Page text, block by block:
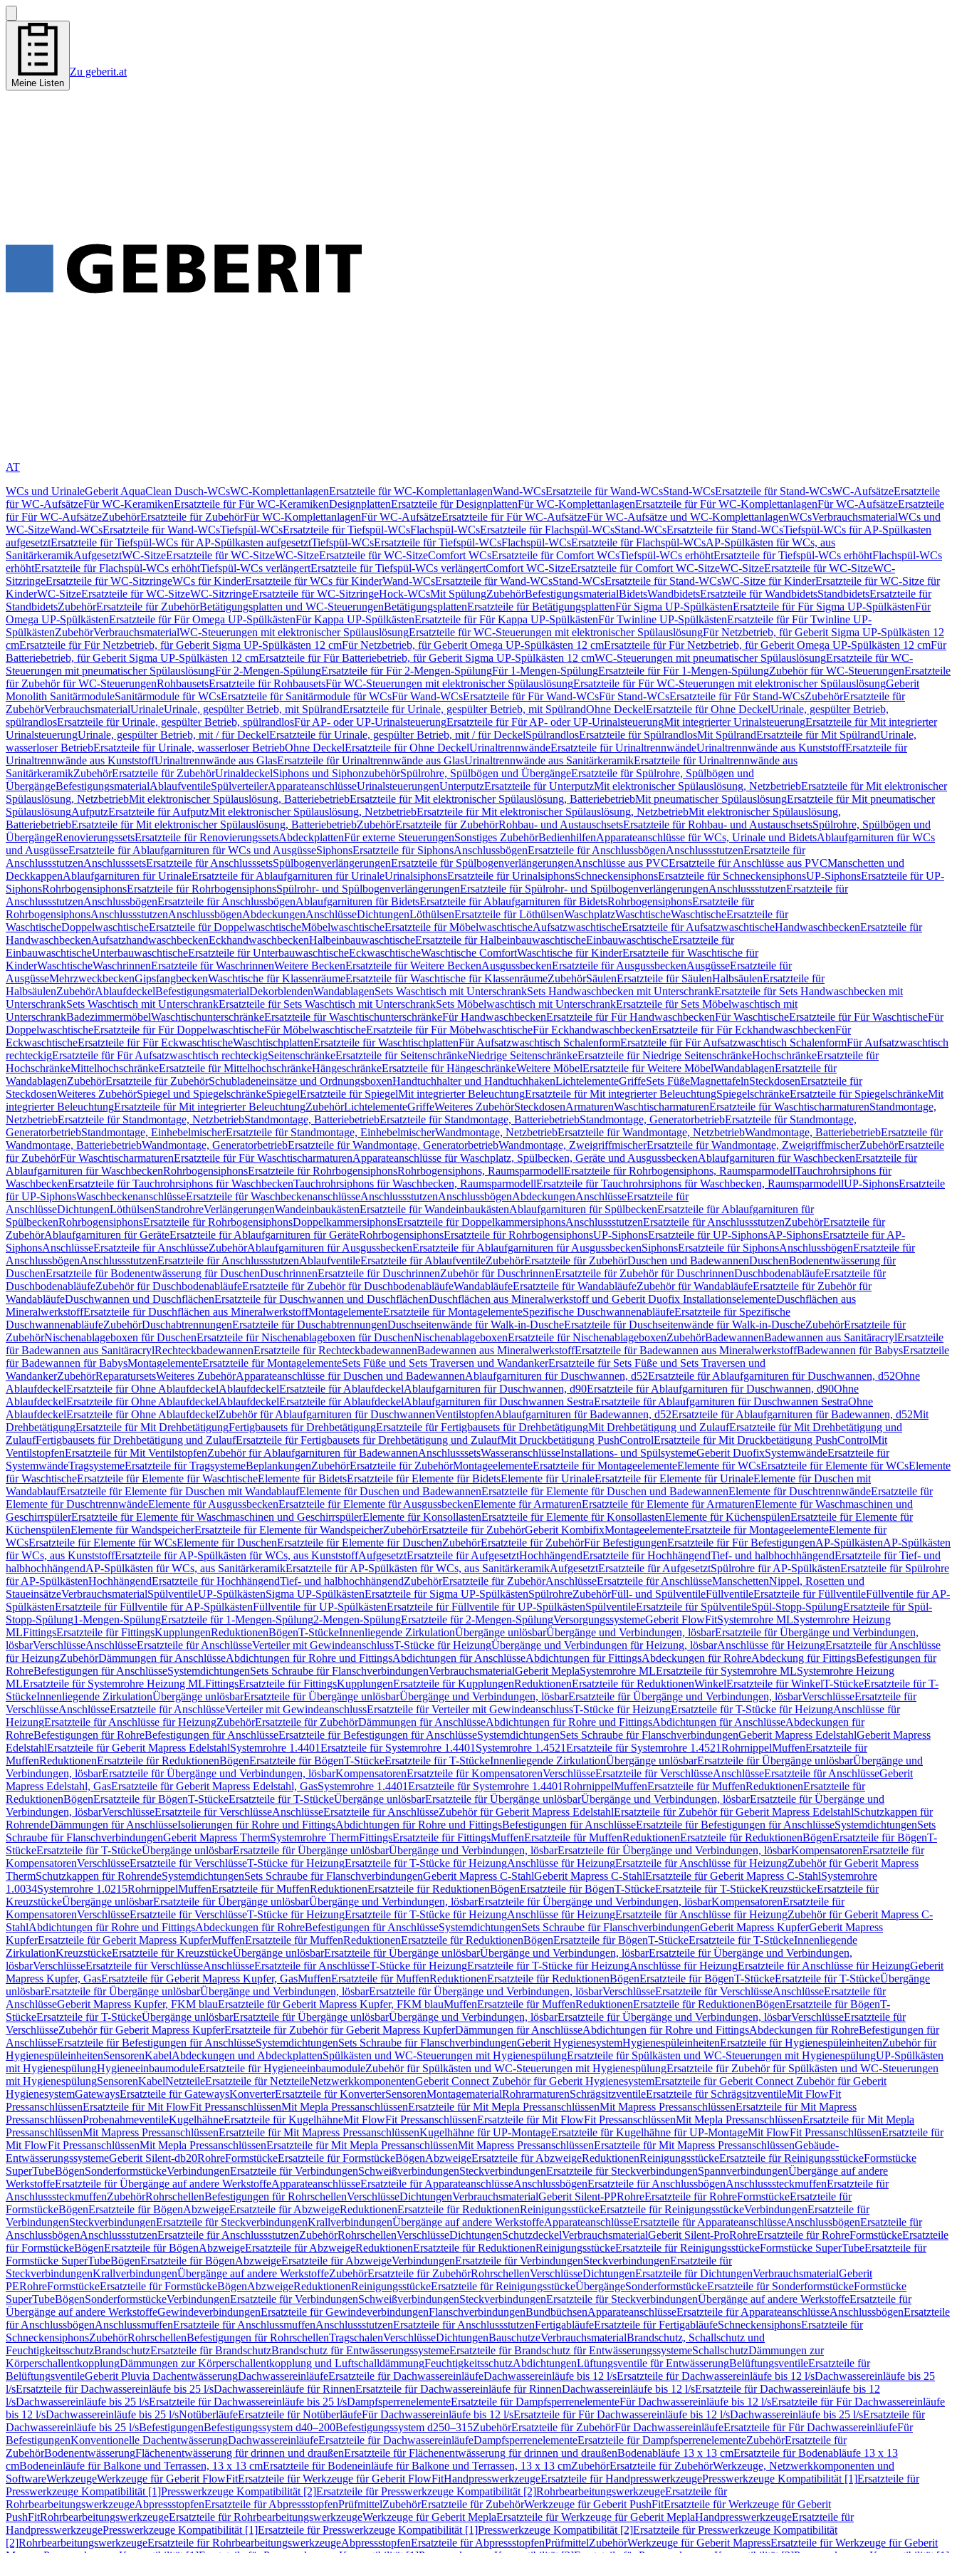
Meine Listen
Zu geberit.at
AT
WCs und UrinaleGeberit AquaClean Dusch-WCsWC-KomplettanlagenErsatzteile für WC-KomplettanlagenWand-WCsErsatzteile für Wand-WCsStand-WCsErsatzteile für Stand-WCsWC-AufsätzeErsatzteile
für WC-AufsätzeFür WC-KeramikenErsatzteile für Für WC-KeramikenDesignplattenErsatzteile für DesignplattenFür WC-KomplettanlagenErsatzteile für Für WC-KomplettanlagenFür WC-AufsätzeErsatzteile
für Für WC-AufsätzeZubehörErsatzteile für ZubehörFür WC-KomplettanlagenFür WC-AufsätzeErsatzteile für Für WC-AufsätzeFür WC-Aufsätze und WC-KomplettanlagenWCsVerbrauchsmaterialWCs und
WC-SitzeWand-WCsErsatzteile für Wand-WCsTiefspül-WCsErsatzteile für Tiefspül-WCsFlachspül-WCsErsatzteile für Flachspül-WCsStand-WCsErsatzteile für Stand-WCsTiefspül-WCs für AP-Spülkasten
aufgesetztErsatzteile für Tiefspül-WCs für AP-Spülkasten aufgesetztTiefspül-WCsErsatzteile für Tiefspül-WCsFlachspül-WCsErsatzteile für Flachspül-WCsAP-Spülkästen für WCs, aus
SanitärkeramikAufgesetztWC-SitzeErsatzteile für WC-SitzeWC-SitzeErsatzteile für WC-SitzeComfort WCsErsatzteile für Comfort WCsTiefspül-WCs erhöhtErsatzteile für Tiefspül-WCs erhöhtFlachspül-WCs
erhöhtErsatzteile für Flachspül-WCs erhöhtTiefspül-WCs verlängertErsatzteile für Tiefspül-WCs verlängertComfort WC-SitzeErsatzteile für Comfort WC-SitzeWC-SitzeErsatzteile für WC-SitzeWC-
SitzringeErsatzteile für WC-SitzringeWCs für KinderErsatzteile für WCs für KinderWand-WCsErsatzteile für Wand-WCsStand-WCsErsatzteile für Stand-WCsWC-Sitze für KinderErsatzteile für WC-Sitze für
KinderWC-SitzeErsatzteile für WC-SitzeWC-SitzringeErsatzteile für WC-SitzringeHock-WCsMit SpülungZubehörBefestigungsmaterialBidetsWandbidetsErsatzteile für WandbidetsStandbidetsErsatzteile für
StandbidetsZubehörErsatzteile für ZubehörBetätigungsplatten und WC-SteuerungenBetätigungsplattenErsatzteile für BetätigungsplattenFür Sigma UP-SpülkästenErsatzteile für Für Sigma UP-SpülkästenFür
Omega UP-SpülkästenErsatzteile für Für Omega UP-SpülkästenFür Kappa UP-SpülkästenErsatzteile für Für Kappa UP-SpülkästenFür Twinline UP-SpülkästenErsatzteile für Für Twinline UP-
SpülkästenZubehörVerbrauchsmaterialWC-Steuerungen mit elektronischer SpülauslösungErsatzteile für WC-Steuerungen mit elektronischer SpülauslösungFür Netzbetrieb, für Geberit Sigma UP-Spülkästen 12
cmErsatzteile für Für Netzbetrieb, für Geberit Sigma UP-Spülkästen 12 cmFür Netzbetrieb, für Geberit Omega UP-Spülkästen 12 cmErsatzteile für Für Netzbetrieb, für Geberit Omega UP-Spülkästen 12 cmFür
Batteriebetrieb, für Geberit Sigma UP-Spülkästen 12 cmErsatzteile für Für Batteriebetrieb, für Geberit Sigma UP-Spülkästen 12 cmWC-Steuerungen mit pneumatischer SpülauslösungErsatzteile für WC-
Steuerungen mit pneumatischer SpülauslösungFür 2-Mengen-SpülungErsatzteile für Für 2-Mengen-SpülungFür 1-Mengen-SpülungErsatzteile für Für 1-Mengen-SpülungZubehör für WC-SteuerungenErsatzteile
für Zubehör für WC-SteuerungenRohbausetsErsatzteile für RohbausetsFür WC-Steuerungen mit elektronischer SpülauslösungErsatzteile für Für WC-Steuerungen mit elektronischer SpülauslösungGeberit
Monolith SanitärmoduleSanitärmodule für WCsErsatzteile für Sanitärmodule für WCsFür Wand-WCsErsatzteile für Für Wand-WCsFür Stand-WCsErsatzteile für Für Stand-WCsZubehörErsatzteile für
ZubehörVerbrauchsmaterialUrinaleUrinale, gespülter Betrieb, mit SpülrandErsatzteile für Urinale, gespülter Betrieb, mit SpülrandOhne DeckelErsatzteile für Ohne DeckelUrinale, gespülter Betrieb,
spülrandlosErsatzteile für Urinale, gespülter Betrieb, spülrandlosFür AP- oder UP-UrinalsteuerungErsatzteile für Für AP- oder UP-UrinalsteuerungMit integrierter UrinalsteuerungErsatzteile für Mit integrierter
UrinalsteuerungUrinale, gespülter Betrieb, mit / für DeckelErsatzteile für Urinale, gespülter Betrieb, mit / für DeckelSpülrandlosErsatzteile für SpülrandlosMit SpülrandErsatzteile für Mit SpülrandUrinale,
wasserloser BetriebErsatzteile für Urinale, wasserloser BetriebOhne DeckelErsatzteile für Ohne DeckelUrinaltrennwändeErsatzteile für UrinaltrennwändeUrinaltrennwände aus KunststoffErsatzteile für
Urinaltrennwände aus KunststoffUrinaltrennwände aus GlasErsatzteile für Urinaltrennwände aus GlasUrinaltrennwände aus SanitärkeramikErsatzteile für Urinaltrennwände aus
SanitärkeramikZubehörErsatzteile für ZubehörUrinaldeckelSiphons und SiphonzubehörSpülrohre, Spülbögen und ÜbergängeErsatzteile für Spülrohre, Spülbögen und
ÜbergängeBefestigungsmaterialAblaufventileSpülverteilerApparateanschlüsseUrinalsteuerungenUnterputzErsatzteile für UnterputzMit elektronischer Spülauslösung, NetzbetriebErsatzteile für Mit elektronischer
Spülauslösung, NetzbetriebMit elektronischer Spülauslösung, BatteriebetriebErsatzteile für Mit elektronischer Spülauslösung, BatteriebetriebMit pneumatischer SpülauslösungErsatzteile für Mit pneumatischer
SpülauslösungAufputzErsatzteile für AufputzMit elektronischer Spülauslösung, NetzbetriebErsatzteile für Mit elektronischer Spülauslösung, NetzbetriebMit elektronischer Spülauslösung,
BatteriebetriebErsatzteile für Mit elektronischer Spülauslösung, BatteriebetriebZubehörErsatzteile für ZubehörRohbau- und AustauschsetsErsatzteile für Rohbau- und AustauschsetsSpülrohre, Spülbögen und
ÜbergängeRenovierungssetsErsatzteile für RenovierungssetsAbdeckplattenFür externe SteuerungenSonstiges ZubehörBedienhilfenApparateanschlüsse für WCs, Urinale und BidetsAblaufgarnituren für WCs
und AusgüsseErsatzteile für Ablaufgarnituren für WCs und AusgüsseSiphonsErsatzteile für SiphonsAnschlussbögenErsatzteile für AnschlussbögenAnschlussstutzenErsatzteile für
AnschlussstutzenAnschlusssetsErsatzteile für AnschlusssetsSpülbogenverlängerungenErsatzteile für SpülbogenverlängerungenAnschlüsse aus PVCErsatzteile für Anschlüsse aus PVCManschetten und
DeckkappenAblaufgarnituren für UrinaleErsatzteile für Ablaufgarnituren für UrinaleUrinalsiphonsErsatzteile für UrinalsiphonsSchneckensiphonsErsatzteile für SchneckensiphonsUP-SiphonsErsatzteile für UP-
SiphonsRohrbogensiphonsErsatzteile für RohrbogensiphonsSpülrohr- und SpülbogenverlängerungenErsatzteile für Spülrohr- und SpülbogenverlängerungenAnschlussstutzenErsatzteile für
AnschlussstutzenAnschlussbögenErsatzteile für AnschlussbögenAblaufgarnituren für BidetsErsatzteile für Ablaufgarnituren für BidetsRohrbogensiphonsErsatzteile für
RohrbogensiphonsAnschlussstutzenAnschlussbögenAbdeckungenAnschlüsseDichtungenLöthülsenErsatzteile für LöthülsenWaschplatzWaschtischeWaschtischeErsatzteile für
WaschtischeDoppelwaschtischeErsatzteile für DoppelwaschtischeMöbelwaschtischeErsatzteile für MöbelwaschtischeAufsatzwaschtischeErsatzteile für AufsatzwaschtischeHandwaschbeckenErsatzteile für
HandwaschbeckenAufsatzhandwaschbeckenEckhandwaschbeckenHalbeinbauwaschtischeErsatzteile für HalbeinbauwaschtischeEinbauwaschtischeErsatzteile für
EinbauwaschtischeUnterbauwaschtischeErsatzteile für UnterbauwaschtischeEckwaschtischeWaschtische ComfortWaschtische für KinderErsatzteile für Waschtische für
KinderWaschtischeWaschrinnenErsatzteile für WaschrinnenWeitere BeckenErsatzteile für Weitere BeckenAusgussbeckenErsatzteile für AusgussbeckenAusgüsseErsatzteile für
AusgüsseMehrzweckbeckenGipsfangbeckenWaschtische für KlassenräumeErsatzteile für Waschtische für KlassenräumeZubehörSäulenErsatzteile für SäulenHalbsäulenErsatzteile für
HalbsäulenZubehörAblaufdeckelBefestigungsmaterialDekorblendenWandablagenSets Waschtisch mit UnterschrankSets Handwaschbecken mit UnterschrankErsatzteile für Sets Handwaschbecken mit
UnterschrankSets Waschtisch mit UnterschrankErsatzteile für Sets Waschtisch mit UnterschrankSets Möbelwaschtisch mit UnterschrankErsatzteile für Sets Möbelwaschtisch mit
UnterschrankBadezimmermöbelWaschtischunterschränkeErsatzteile für WaschtischunterschränkeFür HandwaschbeckenErsatzteile für Für HandwaschbeckenFür WaschtischeErsatzteile für Für WaschtischeFür
DoppelwaschtischeErsatzteile für Für DoppelwaschtischeFür MöbelwaschtischeErsatzteile für Für MöbelwaschtischeFür EckhandwaschbeckenErsatzteile für Für EckhandwaschbeckenFür
EckwaschtischeErsatzteile für Für EckwaschtischeWaschtischplattenErsatzteile für WaschtischplattenFür Aufsatzwaschtisch SchalenformErsatzteile für Für Aufsatzwaschtisch SchalenformFür Aufsatzwaschtisch
rechteckigErsatzteile für Für Aufsatzwaschtisch rechteckigSeitenschränkeErsatzteile für SeitenschränkeNiedrige SeitenschränkeErsatzteile für Niedrige SeitenschränkeHochschränkeErsatzteile für
HochschränkeMittelhochschränkeErsatzteile für MittelhochschränkeHängeschränkeErsatzteile für HängeschränkeWeitere MöbelErsatzteile für Weitere MöbelWandablagenErsatzteile für
WandablagenZubehörErsatzteile für ZubehörSchubladeneinsätze und OrdnungsboxenHandtuchhalter und HandtuchhakenLichtelementeGriffeSets FüßeMagnettafelnSteckdosenErsatzteile für
SteckdosenWeiteres ZubehörSpiegel und SpiegelschränkeSpiegelErsatzteile für SpiegelMit integrierter BeleuchtungErsatzteile für Mit integrierter BeleuchtungSpiegelschränkeErsatzteile für SpiegelschränkeMit
integrierter BeleuchtungErsatzteile für Mit integrierter BeleuchtungZubehörLichtelementeGriffeWeiteres ZubehörSteckdosenArmaturenWaschtischarmaturenErsatzteile für WaschtischarmaturenStandmontage,
NetzbetriebErsatzteile für Standmontage, NetzbetriebStandmontage, BatteriebetriebErsatzteile für Standmontage, BatteriebetriebStandmontage, GeneratorbetriebErsatzteile für Standmontage,
GeneratorbetriebStandmontage, EinhebelmischerErsatzteile für Standmontage, EinhebelmischerWandmontage, NetzbetriebErsatzteile für Wandmontage, NetzbetriebWandmontage, BatteriebetriebErsatzteile für
Wandmontage, BatteriebetriebWandmontage, GeneratorbetriebErsatzteile für Wandmontage, GeneratorbetriebWandmontage, ZweigriffmischerErsatzteile für Wandmontage, ZweigriffmischerZubehörErsatzteile
für ZubehörFür WaschtischarmaturenErsatzteile für Für WaschtischarmaturenApparateanschlüsse für Waschplatz, Spülbecken, Geräte und AusgussbeckenAblaufgarnituren für WaschbeckenErsatzteile für
Ablaufgarnituren für WaschbeckenRohrbogensiphonsErsatzteile für RohrbogensiphonsRohrbogensiphons, RaumsparmodellErsatzteile für Rohrbogensiphons, RaumsparmodellTauchrohrsiphons für
WaschbeckenErsatzteile für Tauchrohrsiphons für WaschbeckenTauchrohrsiphons für Waschbecken, RaumsparmodellErsatzteile für Tauchrohrsiphons für Waschbecken, RaumsparmodellUP-SiphonsErsatzteile
für UP-SiphonsWaschbeckenanschlüsseErsatzteile für WaschbeckenanschlüsseAnschlussstutzenAnschlussbögenAbdeckungenAnschlüsseErsatzteile für
AnschlüsseDichtungenLöthülsenStandrohreVerlängerungenWandeinbaukästenErsatzteile für WandeinbaukästenAblaufgarnituren für SpülbeckenErsatzteile für Ablaufgarnituren für
SpülbeckenRohrbogensiphonsErsatzteile für RohrbogensiphonsDoppelkammersiphonsErsatzteile für DoppelkammersiphonsAnschlussstutzenErsatzteile für AnschlussstutzenZubehörErsatzteile für
ZubehörAblaufgarnituren für GeräteErsatzteile für Ablaufgarnituren für GeräteRohrbogensiphonsErsatzteile für RohrbogensiphonsUP-SiphonsErsatzteile für UP-SiphonsAP-SiphonsErsatzteile für AP-
SiphonsAnschlüsseErsatzteile für AnschlüsseZubehörAblaufgarnituren für AusgussbeckenErsatzteile für Ablaufgarnituren für AusgussbeckenSiphonsErsatzteile für SiphonsAnschlussbögenErsatzteile für
AnschlussbögenAnschlussstutzenErsatzteile für AnschlussstutzenAblaufventileErsatzteile für AblaufventileZubehörErsatzteile für ZubehörDuschen und BadewannenDuschenBodenentwässerung für
DuschenErsatzteile für Bodenentwässerung für DuschenDuschrinnenErsatzteile für DuschrinnenZubehör für DuschrinnenErsatzteile für Zubehör für DuschrinnenDuschbodenabläufeErsatzteile für
DuschbodenabläufeZubehör für DuschbodenabläufeErsatzteile für Zubehör für DuschbodenabläufeWandabläufeErsatzteile für WandabläufeZubehör für WandabläufeErsatzteile für Zubehör für
WandabläufeDuschwannen und DuschflächenErsatzteile für Duschwannen und DuschflächenDuschflächen aus Mineralwerkstoff und Geberit Duofix InstallationselementeDuschflächen aus
MineralwerkstoffErsatzteile für Duschflächen aus MineralwerkstoffMontagelementeErsatzteile für MontagelementeSpezifische DuschwannenabläufeErsatzteile für Spezifische
DuschwannenabläufeZubehörDuschabtrennungenErsatzteile für DuschabtrennungenDuschseitenwände für Walk-in-DuscheErsatzteile für Duschseitenwände für Walk-in-DuscheZubehörErsatzteile für
ZubehörNischenablageboxen für DuschenErsatzteile für Nischenablageboxen für DuschenNischenablageboxenErsatzteile für NischenablageboxenZubehörBadewannenBadewannen aus SanitäracrylErsatzteile
für Badewannen aus SanitäracrylRechteckbadewannenErsatzteile für RechteckbadewannenBadewannen aus MineralwerkstoffErsatzteile für Badewannen aus MineralwerkstoffBadewannen für BabysErsatzteile
für Badewannen für BabysMontagelementeErsatzteile für MontagelementeSets Füße und Sets Traversen und WandankerErsatzteile für Sets Füße und Sets Traversen und
WandankerZubehörReparatursetsWeiteres ZubehörApparateanschlüsse für Duschen und BadewannenAblaufgarnituren für Duschwannen, d52Ersatzteile für Ablaufgarnituren für Duschwannen, d52Ohne
AblaufdeckelErsatzteile für Ohne AblaufdeckelAblaufdeckelErsatzteile für AblaufdeckelAblaufgarnituren für Duschwannen, d90Ersatzteile für Ablaufgarnituren für Duschwannen, d90Ohne
AblaufdeckelErsatzteile für Ohne AblaufdeckelAblaufdeckelErsatzteile für AblaufdeckelAblaufgarnituren für Duschwannen SestraErsatzteile für Ablaufgarnituren für Duschwannen SestraOhne
AblaufdeckelErsatzteile für Ohne AblaufdeckelZubehör für Ablaufgarnituren für DuschwannenVentilstopfenAblaufgarnituren für Badewannen, d52Ersatzteile für Ablaufgarnituren für Badewannen, d52Mit
DrehbetätigungErsatzteile für Mit DrehbetätigungFertigbausets für DrehbetätigungErsatzteile für Fertigbausets für DrehbetätigungMit Drehbetätigung und ZulaufErsatzteile für Mit Drehbetätigung und
ZulaufFertigbausets für Drehbetätigung und ZulaufErsatzteile für Fertigbausets für Drehbetätigung und ZulaufMit Druckbetätigung PushControlErsatzteile für Mit Druckbetätigung PushControlMit
VentilstopfenErsatzteile für Mit VentilstopfenZubehör für Ablaufgarnituren für BadewannenAnschlusssetsWasseranschlüsseInstallations- und SpülsystemeGeberit DuofixSystemwändeErsatzteile für
SystemwändeTragsystemeErsatzteile für TragsystemeBeplankungenZubehörErsatzteile für ZubehörMontageelementeErsatzteile für MontageelementeElemente für WCsErsatzteile für Elemente für WCsElemente
für WaschtischeErsatzteile für Elemente für WaschtischeElemente für BidetsErsatzteile für Elemente für BidetsElemente für UrinaleErsatzteile für Elemente für UrinaleElemente für Duschen mit
WandablaufErsatzteile für Elemente für Duschen mit WandablaufElemente für Duschen und BadewannenErsatzteile für Elemente für Duschen und BadewannenElemente für DuschtrennwändeErsatzteile für
Elemente für DuschtrennwändeElemente für AusgussbeckenErsatzteile für Elemente für AusgussbeckenElemente für ArmaturenErsatzteile für Elemente für ArmaturenElemente für Waschmaschinen und
GeschirrspülerErsatzteile für Elemente für Waschmaschinen und GeschirrspülerElemente für KonsollastenErsatzteile für Elemente für KonsollastenElemente für KüchenspülenErsatzteile für Elemente für
KüchenspülenElemente für WandspeicherErsatzteile für Elemente für WandspeicherZubehörErsatzteile für ZubehörGeberit KombifixMontageelementeErsatzteile für MontageelementeElemente für
WCsErsatzteile für Elemente für WCsElemente für DuschenErsatzteile für Elemente für DuschenZubehörErsatzteile für ZubehörFür BefestigungenErsatzteile für Für BefestigungenAP-SpülkästenAP-Spülkästen
für WCs, aus KunststoffErsatzteile für AP-Spülkästen für WCs, aus KunststoffAufgesetztErsatzteile für AufgesetztHochhängendErsatzteile für HochhängendTief- und halbhochhängendErsatzteile für Tief- und
halbhochhängendAP-Spülkästen für WCs, aus SanitärkeramikErsatzteile für AP-Spülkästen für WCs, aus SanitärkeramikAufgesetztErsatzteile für AufgesetztSpülrohre für AP-SpülkästenErsatzteile für Spülrohre
für AP-SpülkästenHochhängendErsatzteile für HochhängendTief- und halbhochhängendZubehörErsatzteile für ZubehörAnschlüsseErsatzteile für AnschlüsseManschettenNippel, Rosetten und
StaueinsätzeVerbrauchsmaterialSpülventileUP-SpülkästenSigma UP-SpülkästenErsatzteile für Sigma UP-SpülkästenSpülrohreZubehörFüll- und SpülventileFüllventileErsatzteile für FüllventileFüllventile für AP-
SpülkästenErsatzteile für Füllventile für AP-SpülkästenFüllventile für UP-SpülkästenErsatzteile für Füllventile für UP-SpülkästenSpülventileErsatzteile für SpülventileSpül-Stopp-SpülungErsatzteile für Spül-
Stopp-Spülung1-Mengen-SpülungErsatzteile für 1-Mengen-Spülung2-Mengen-SpülungErsatzteile für 2-Mengen-SpülungVersorgungssystemeGeberit FlowFitSystemrohre MLSystemrohre Heizung
MLFittingsErsatzteile für FittingsKupplungenReduktionenBögenT-StückeInnenliegende ZirkulationÜbergänge unlösbarÜbergänge und Verbindungen, lösbarErsatzteile für Übergänge und Verbindungen,
lösbarVerschlüsseAnschlüsseErsatzteile für AnschlüsseVerteiler mit GewindeanschlussT-Stücke für HeizungÜbergänge und Verbindungen für Heizung, lösbarAnschlüsse für HeizungErsatzteile für Anschlüsse
für HeizungZubehörDämmungen für AnschlüsseAbdichtungen für Rohre und FittingsAbdichtungen für AnschlüsseAbdichtungen für FittingsAbdeckungen für RohreAbdeckung für FittingsBefestigungen für
RohreBefestigungen für AnschlüsseSystemdichtungenSets Schraube für FlanschverbindungenVerbrauchsmaterialGeberit MeplaSystemrohre MLErsatzteile für Systemrohre MLSystemrohre Heizung
MLErsatzteile für Systemrohre Heizung MLFittingsErsatzteile für FittingsKupplungenErsatzteile für KupplungenReduktionenErsatzteile für ReduktionenWinkelErsatzteile für WinkelT-StückeErsatzteile für T-
StückeInnenliegende ZirkulationÜbergänge unlösbarErsatzteile für Übergänge unlösbarÜbergänge und Verbindungen, lösbarErsatzteile für Übergänge und Verbindungen, lösbarVerschlüsseErsatzteile für
VerschlüsseAnschlüsseErsatzteile für AnschlüsseVerteiler mit GewindeanschlussErsatzteile für Verteiler mit GewindeanschlussT-Stücke für HeizungErsatzteile für T-Stücke für HeizungAnschlüsse für
HeizungErsatzteile für Anschlüsse für HeizungZubehörErsatzteile für ZubehörDämmungen für AnschlüsseAbdichtungen für Rohre und FittingsAbdichtungen für AnschlüsseAbdeckungen für
RohreBefestigungen für RohreBefestigungen für AnschlüsseErsatzteile für Befestigungen für AnschlüsseSystemdichtungenSets Schraube für FlanschverbindungenGeberit Mapress EdelstahlGeberit Mapress
EdelstahlErsatzteile für Geberit Mapress EdelstahlSystemrohre 1.4401Ersatzteile für Systemrohre 1.4401 Systemrohre 1.4521Ersatzteile für Systemrohre 1.4521RohrnippelMuffenErsatzteile für
MuffenReduktionenErsatzteile für ReduktionenBögenErsatzteile für BögenT-StückeErsatzteile für T-StückeInnenliegende ZirkulationÜbergänge unlösbarErsatzteile für Übergänge unlösbarÜbergänge und
Verbindungen, lösbarErsatzteile für Übergänge und Verbindungen, lösbarKompensatorenErsatzteile für KompensatorenVerschlüsseErsatzteile für VerschlüsseAnschlüsseErsatzteile für AnschlüsseGeberit
Mapress Edelstahl, GasErsatzteile für Geberit Mapress Edelstahl, GasSystemrohre 1.4401Ersatzteile für Systemrohre 1.4401RohrnippelMuffenErsatzteile für MuffenReduktionenErsatzteile für
ReduktionenBögenErsatzteile für BögenT-StückeErsatzteile für T-StückeÜbergänge unlösbarErsatzteile für Übergänge unlösbarÜbergänge und Verbindungen, lösbarErsatzteile für Übergänge und
Verbindungen, lösbarVerschlüsseErsatzteile für VerschlüsseAnschlüsseErsatzteile für AnschlüsseZubehör für Geberit Mapress EdelstahlErsatzteile für Zubehör für Geberit Mapress EdelstahlSchutzkappen für
RohrendeDämmungen für AnschlüsseIsolierungen für Rohre und FittingsAbdichtungen für Rohre und FittingsBefestigungen für AnschlüsseErsatzteile für Befestigungen für AnschlüsseSystemdichtungenSets
Schraube für FlanschverbindungenGeberit Mapress ThermSystemrohre ThermFittingsErsatzteile für FittingsMuffenErsatzteile für MuffenReduktionenErsatzteile für ReduktionenBögenErsatzteile für BögenT-
StückeErsatzteile für T-StückeÜbergänge unlösbarErsatzteile für Übergänge unlösbarÜbergänge und Verbindungen, lösbarErsatzteile für Übergänge und Verbindungen, lösbarKompensatorenErsatzteile für
KompensatorenVerschlüsseErsatzteile für VerschlüsseT-Stücke für HeizungErsatzteile für T-Stücke für HeizungAnschlüsse für HeizungErsatzteile für Anschlüsse für HeizungZubehör für Geberit Mapress
ThermSchutzkappen für RohrendeSystemdichtungenSets Schraube für FlanschverbindungenGeberit Mapress C-StahlGeberit Mapress C-StahlErsatzteile für Geberit Mapress C-StahlSystemrohre
1.0034Systemrohre 1.0215RohrnippelMuffenErsatzteile für MuffenReduktionenErsatzteile für ReduktionenBögenErsatzteile für BögenT-StückeErsatzteile für T-StückeKreuzstückeErsatzteile für
KreuzstückeÜbergänge unlösbarErsatzteile für Übergänge unlösbarÜbergänge und Verbindungen, lösbarErsatzteile für Übergänge und Verbindungen, lösbarKompensatorenErsatzteile für
KompensatorenVerschlüsseErsatzteile für VerschlüsseT-Stücke für HeizungErsatzteile für T-Stücke für HeizungAnschlüsse für HeizungErsatzteile für Anschlüsse für HeizungZubehör für Geberit Mapress C-
StahlAbdichtungen für Rohre und FittingsAbdeckungen für RohreBefestigungen für AnschlüsseSystemdichtungenSets Schraube für FlanschverbindungenGeberit Mapress KupferGeberit Mapress
KupferErsatzteile für Geberit Mapress KupferMuffenErsatzteile für MuffenReduktionenErsatzteile für ReduktionenBögenErsatzteile für BögenT-StückeErsatzteile für T-StückeInnenliegende
ZirkulationKreuzstückeErsatzteile für KreuzstückeÜbergänge unlösbarErsatzteile für Übergänge unlösbarÜbergänge und Verbindungen, lösbarErsatzteile für Übergänge und Verbindungen,
lösbarVerschlüsseErsatzteile für VerschlüsseAnschlüsseErsatzteile für AnschlüsseT-Stücke für HeizungErsatzteile für T-Stücke für HeizungAnschlüsse für HeizungErsatzteile für Anschlüsse für HeizungGeberit
Mapress Kupfer, GasErsatzteile für Geberit Mapress Kupfer, GasMuffenErsatzteile für MuffenReduktionenErsatzteile für ReduktionenBögenErsatzteile für BögenT-StückeErsatzteile für T-StückeÜbergänge
unlösbarErsatzteile für Übergänge unlösbarÜbergänge und Verbindungen, lösbarErsatzteile für Übergänge und Verbindungen, lösbarVerschlüsseErsatzteile für VerschlüsseAnschlüsseErsatzteile für
AnschlüsseGeberit Mapress Kupfer, FKM blauErsatzteile für Geberit Mapress Kupfer, FKM blauMuffenErsatzteile für MuffenReduktionenErsatzteile für ReduktionenBögenErsatzteile für BögenT-
StückeErsatzteile für T-StückeÜbergänge unlösbarErsatzteile für Übergänge unlösbarÜbergänge und Verbindungen, lösbarErsatzteile für Übergänge und Verbindungen, lösbarVerschlüsseErsatzteile für
VerschlüsseZubehör für Geberit Mapress KupferErsatzteile für Zubehör für Geberit Mapress KupferDämmungen für AnschlüsseAbdichtungen für Rohre und FittingsAbdeckungen für RohreBefestigungen für
AnschlüsseErsatzteile für Befestigungen für AnschlüsseSystemdichtungenSets Schraube für FlanschverbindungenGeberit HygienesystemHygienespüleinheitenErsatzteile für HygienespüleinheitenZubehör für
HygienespüleinheitenSensorenKabelAbdeckungen und AbdeckplattenSpülkästen und WC-Steuerungen mit HygienespülungErsatzteile für Spülkästen und WC-Steuerungen mit HygienespülungUP-Spülkästen
mit HygienespülungHygieneeinbaumoduleErsatzteile für HygieneeinbaumoduleZubehör für Spülkästen und WC-Steuerungen mit HygienespülungErsatzteile für Zubehör für Spülkästen und WC-Steuerungen
mit HygienespülungSensorenKabelNetzteileErsatzteile für NetzteileNetzwerkkomponentenGeberit Connect Zubehör für Geberit HygienesystemErsatzteile für Geberit Connect Zubehör für Geberit
HygienesystemGatewaysErsatzteile für GatewaysKonverterErsatzteile für KonverterSensorenMontagematerialRohrarmaturenSchrägsitzventileErsatzteile für SchrägsitzventileMit FlowFit
PressanschlüssenErsatzteile für Mit FlowFit PressanschlüssenMit Mepla PressanschlüssenErsatzteile für Mit Mepla PressanschlüssenMit Mapress PressanschlüssenErsatzteile für Mit Mapress
PressanschlüssenProbenahmeventileKugelhähneErsatzteile für KugelhähneMit FlowFit PressanschlüssenErsatzteile für Mit FlowFit PressanschlüssenMit Mepla PressanschlüssenErsatzteile für Mit Mepla
PressanschlüssenMit Mapress PressanschlüssenErsatzteile für Mit Mapress PressanschlüssenKugelhähne für UP-MontageErsatzteile für Kugelhähne für UP-MontageMit FlowFit PressanschlüssenErsatzteile für
Mit FlowFit PressanschlüssenMit Mepla PressanschlüssenErsatzteile für Mit Mepla PressanschlüssenMit Mapress PressanschlüssenErsatzteile für Mit Mapress PressanschlüssenGebäude-
EntwässerungssystemeGeberit Silent-db20RohreFormstückeErsatzteile für FormstückeBögenAbzweigeErsatzteile für AbzweigeReduktionenReinigungsstückeErsatzteile für ReinigungsstückeFormstücke
SuperTubeBögenSonderformstückeVerbindungenErsatzteile für VerbindungenSchweißverbindungenSteckverbindungenErsatzteile für SteckverbindungenSpannverbindungenÜbergänge auf andere
WerkstoffeErsatzteile für Übergänge auf andere WerkstoffeApparateanschlüsseErsatzteile für ApparateanschlüsseAnschlussbögenErsatzteile für AnschlussbögenAnschlusssteckmuffenErsatzteile für
AnschlusssteckmuffenZubehörRohrschellenBefestigungen für RohrschellenVerschlüsseDichtungenVerbrauchsmaterialGeberit Silent-PPRohreErsatzteile für RohreFormstückeErsatzteile für
FormstückeBögenErsatzteile für BögenAbzweigeErsatzteile für AbzweigeReduktionenErsatzteile für ReduktionenReinigungsstückeErsatzteile für ReinigungsstückeVerbindungenErsatzteile für
VerbindungenSteckverbindungenErsatzteile für SteckverbindungenKrallverbindungenÜbergänge auf andere WerkstoffeApparateanschlüsseErsatzteile für ApparateanschlüsseAnschlussbögenErsatzteile für
AnschlussbögenAnschlussstutzenErsatzteile für AnschlussstutzenZubehörRohrschellenVerschlüsseDichtungenSchutzdeckelVerbrauchsmaterialGeberit Silent-ProRohreErsatzteile für RohreFormstückeErsatzteile
für FormstückeBögenErsatzteile für BögenAbzweigeErsatzteile für AbzweigeReduktionenErsatzteile für ReduktionenReinigungsstückeErsatzteile für ReinigungsstückeFormstücke SuperTubeErsatzteile für
Formstücke SuperTubeBögenErsatzteile für BögenAbzweigeErsatzteile für AbzweigeVerbindungenErsatzteile für VerbindungenSteckverbindungenErsatzteile für
SteckverbindungenKrallverbindungenÜbergänge auf andere WerkstoffeZubehörErsatzteile für ZubehörRohrschellenVerschlüsseDichtungenErsatzteile für DichtungenVerbrauchsmaterialGeberit
PERohreFormstückeErsatzteile für FormstückeBögenAbzweigeReduktionenReinigungsstückeErsatzteile für ReinigungsstückeÜbergängeSonderformstückeErsatzteile für SonderformstückeFormstücke
SuperTubeBögenSonderformstückeVerbindungenErsatzteile für VerbindungenSchweißverbindungenSteckverbindungenErsatzteile für SteckverbindungenÜbergänge auf andere WerkstoffeErsatzteile für
Übergänge auf andere WerkstoffeGewindeverbindungenErsatzteile für GewindeverbindungenFlanschverbindungenBundbüchsenApparateanschlüsseErsatzteile für ApparateanschlüsseAnschlussbögenErsatzteile
für AnschlussbögenAnschlussmuffenErsatzteile für AnschlussmuffenAnschlussstutzenErsatzteile für AnschlussstutzenFertigabläufeErsatzteile für FertigabläufeSchneckensiphonsErsatzteile für
SchneckensiphonsZubehörRohrschellenBefestigungen für RohrschellenTragschalenVerschlüsseDichtungenBauschutzeVerbrauchsmaterialBrandschutz, Schallschutz und
FeuchtigkeitsschutzBrandschutzErsatzteile für BrandschutzBrandschutz für EntwässerungssystemeErsatzteile für Brandschutz für EntwässerungssystemeSchallschutzDämmungen zur
KörperschallentkopplungDämmungen zur Körperschallentkopplung und LuftschalldämmungFeuchtigkeitsschutzAbdichtungenLüftungsventile für EntwässerungBelüftungsventileErsatzteile für
BelüftungsventileGeberit Pluvia DachentwässerungDachwassereinläufeErsatzteile für DachwassereinläufeDachwassereinläufe bis 12 l/sErsatzteile für Dachwassereinläufe bis 12 l/sDachwassereinläufe bis 25
l/sErsatzteile für Dachwassereinläufe bis 25 l/sDachwassereinläufe für RinnenErsatzteile für Dachwassereinläufe für RinnenDachwassereinläufe bis 12 l/sErsatzteile für Dachwassereinläufe bis 12
l/sDachwassereinläufe bis 25 l/sErsatzteile für Dachwassereinläufe bis 25 l/sDampfsperrenelementeErsatzteile für DampfsperrenelementeFür Dachwassereinläufe bis 12 l/sErsatzteile für Für Dachwassereinläufe
bis 12 l/sDachwassereinläufe bis 25 l/sNotüberläufeErsatzteile für NotüberläufeFür Dachwassereinläufe bis 12 l/sErsatzteile für Für Dachwassereinläufe bis 12 l/sDachwassereinläufe bis 25 l/sErsatzteile für
Dachwassereinläufe bis 25 l/sBefestigungenBefestigungssystem d40–200Befestigungssystem d250–315ZubehörErsatzteile für ZubehörFür DachwassereinläufeErsatzteile für Für DachwassereinläufeFür
BefestigungenKonventionelle DachentwässerungDachwassereinläufeErsatzteile für DachwassereinläufeDampfsperrenelementeErsatzteile für DampfsperrenelementeZubehörErsatzteile für
ZubehörBodenentwässerungFlächenentwässerung für drinnen und draußenErsatzteile für Flächenentwässerung für drinnen und draußenBodenabläufe 13 x 13 cmErsatzteile für Bodenabläufe 13 x 13
cmBodeneinläufe für Balkone und Terrassen, 13 x 13 cmErsatzteile für Bodeneinläufe für Balkone und Terrassen, 13 x 13 cmZubehörErsatzteile für ZubehörWerkzeuge, Netzwerkkomponenten und
SoftwareWerkzeugeWerkzeuge für Geberit FlowFitErsatzteile für Werkzeuge für Geberit FlowFitHandpresswerkzeugeErsatzteile für HandpresswerkzeugePresswerkzeuge Kompatibilität [1]Ersatzteile für
Presswerkzeuge Kompatibilität [1]Presswerkzeuge Kompatibilität [2]Ersatzteile für Presswerkzeuge Kompatibilität [2]RohrbearbeitungswerkzeugeErsatzteile für
RohrbearbeitungswerkzeugeAbpressstopfenErsatzteile für AbpressstopfenPrüfmittelZubehörErsatzteile für ZubehörWerkzeuge für Geberit PushFitErsatzteile für Werkzeuge für Geberit
PushFitRohrbearbeitungswerkzeugeErsatzteile für RohrbearbeitungswerkzeugeWerkzeuge für Geberit MeplaErsatzteile für Werkzeuge für Geberit MeplaHandpresswerkzeugeErsatzteile für
HandpresswerkzeugePresswerkzeuge Kompatibilität [1]Ersatzteile für Presswerkzeuge Kompatibilität [1]Presswerkzeuge Kompatibilität [2]Ersatzteile für Presswerkzeuge Kompatibilität
[2]RohrbearbeitungswerkzeugeErsatzteile für RohrbearbeitungswerkzeugeAbpressstopfenErsatzteile für AbpressstopfenPrüfmittelZubehörWerkzeuge für Geberit MapressErsatzteile für Werkzeuge für Geberit